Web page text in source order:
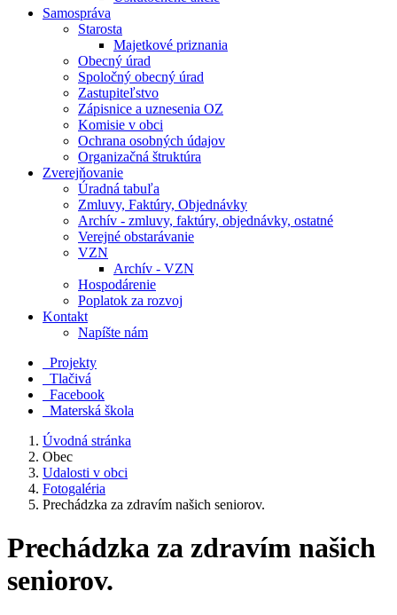
Samospráva
Starosta
Majetkové priznania
Obecný úrad
Spoločný obecný úrad
Zastupiteľstvo
Zápisnice a uznesenia OZ
Komisie v obci
Ochrana osobných údajov
Organizačná štruktúra
Zverejňovanie
Úradná tabuľa
Zmluvy, Faktúry, Objednávky
Archív - zmluvy, faktúry, objednávky, ostatné
Verejné obstarávanie
VZN
Archív - VZN
Hospodárenie
Poplatok za rozvoj
Kontakt
Napíšte nám
Projekty
Tlačivá
Facebook
Materská škola
Úvodná stránka
Obec
Udalosti v obci
Fotogaléria
Prechádzka za zdravím našich seniorov.
Prechádzka za zdravím našich
seniorov.